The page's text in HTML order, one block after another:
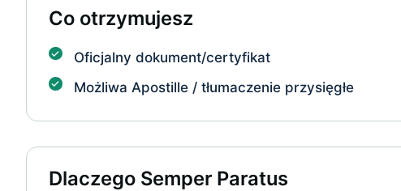
Co otrzymujesz
Oficjalny dokument/certyfikat
Możliwa Apostille / tłumaczenie przysięgłe
Dlaczego Semper Paratus